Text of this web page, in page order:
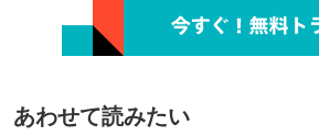
あわせて読みたい